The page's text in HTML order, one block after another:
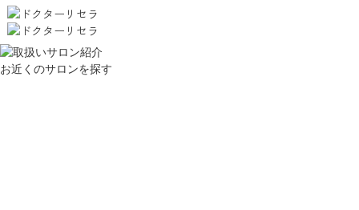
お近くのサロンを探す